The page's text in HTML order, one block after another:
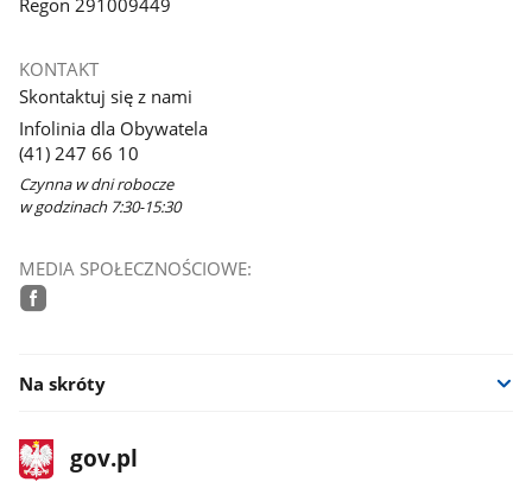
Regon 291009449
KONTAKT
Skontaktuj się z nami
Infolinia dla Obywatela
(41) 247 66 10
Czynna w dni robocze
w godzinach 7:30-15:30
MEDIA SPOŁECZNOŚCIOWE:
Na skróty
stopka
gov.plStrona
gov.pl